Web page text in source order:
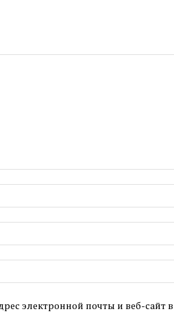
электронной почты и веб-